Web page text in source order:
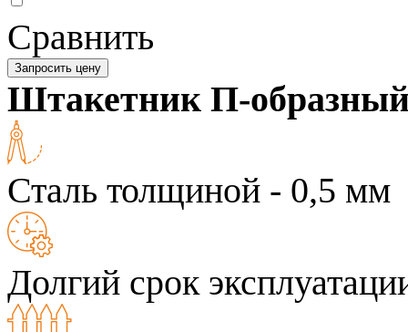
Сравнить
Запросить цену
Штакетник П-
Сталь толщиной - 0,5 мм
Долгий срок